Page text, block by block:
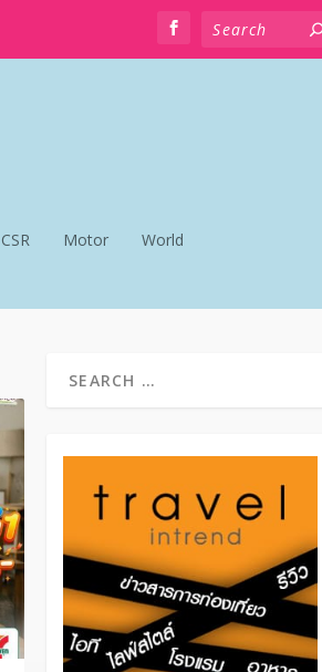
CSR Motor World